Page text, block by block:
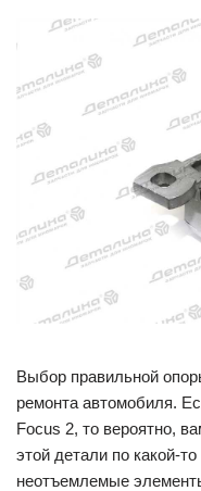
Выбор правильной
ремонта автомобиля.
Focus 2, то вероятно,
этой детали по какой-
неотъемлемые